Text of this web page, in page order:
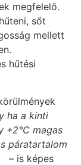
megfelelő.
sőt
mellett
hűtési
ha a kinti
+2°C magas
páratartalom
– is képes